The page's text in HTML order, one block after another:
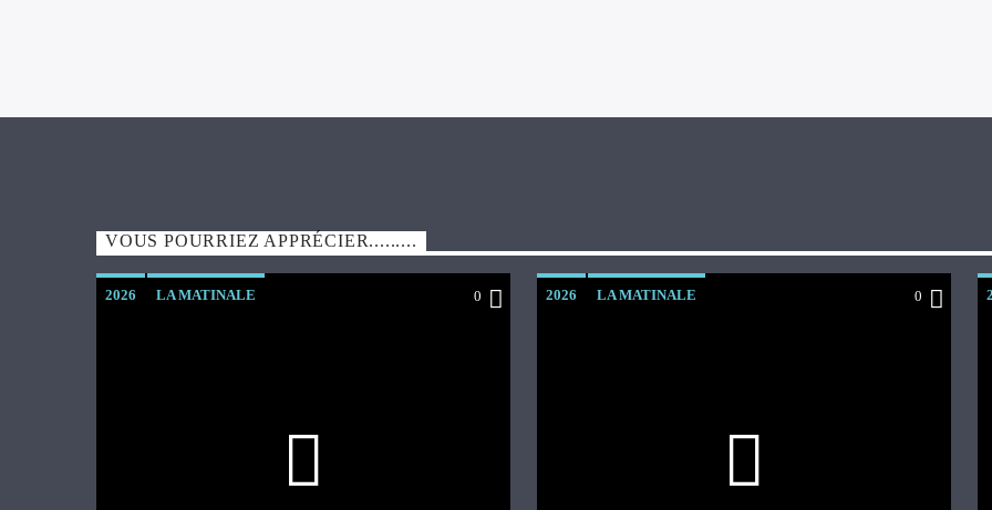
VOUS POURRIEZ APPRÉCIER.........
2026 LA MATINALE 0 2026 LA MATINALE 0